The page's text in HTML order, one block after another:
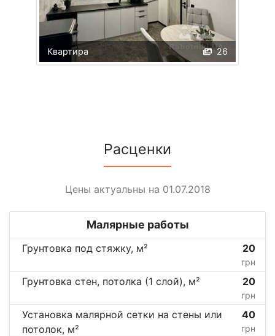
26
Квартира
Расценки
Цены актуальны на 01.07.2018
Малярные работы
Грунтовка под стяжку, м² 20
грн
Грунтовка стен, потолка (1 слой), м² 20
грн
Установка малярной сетки на стены или
потолок, м²
40
грн